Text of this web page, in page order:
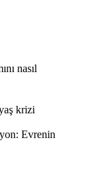
nasıl
krizi
Evrenin